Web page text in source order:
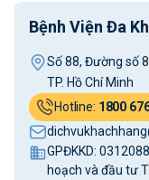
Bệnh Viện Đa
Số 88, Đường số
TP. Hồ Chí Minh
Hotline: 1800
GPĐKKD:
hoạch và đầu tư